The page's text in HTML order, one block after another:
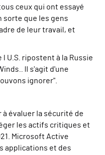
ceux qui ont essayé
sorte que les gens
de leur travail, et
l U S ripostent à la Russie
. Il s'agit d'une
ignorer".
évaluer la sécurité de
les actifs critiques et
Microsoft Active
applications et des